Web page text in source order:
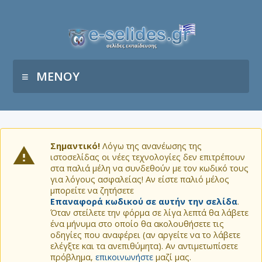
ΜΕΝΟΥ
Σημαντικό! Λόγω της ανανέωσης της
ιστοσελίδας οι νέες τεχνολογίες δεν επιτρέπουν
στα παλιά μέλη να συνδεθούν με τον κωδικό τους
για λόγους ασφαλείας! Αν είστε παλιό μέλος
μπορείτε να ζητήσετε
Επαναφορά κωδικού σε αυτήν την σελίδα.
Όταν στείλετε την φόρμα σε λίγα λεπτά θα λάβετε
ένα μήνυμα στο οποίο θα ακολουθήσετε τις
οδηγίες που αναφέρει (αν αργείτε να το λάβετε
ελέγξτε και τα ανεπιθύμητα). Αν αντιμετωπίσετε
πρόβλημα, επικοινωνήστε μαζί μας.